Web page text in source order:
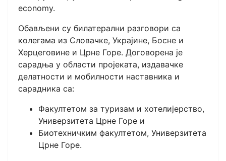
economy.
Обављени су билатерални разговори са
колегама из Словачке, Украјине, Босне и
Херцеговине и Црне Горе. Договорена је
сарадња у области пројеката, издавачке
делатности и мобилности наставника и
сарадника са:
Факултетом за туризам и хотелијерство,
Универзитета Црне Горе и
Биотехничким факултетом, Универзитета
Црне Горе.